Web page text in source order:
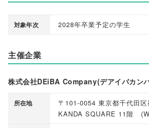
対象年次 2028年卒業予定の学生
主催企業
株式会社DEiBA Company(デアイバカン
所在地
〒101-0054 東京都千代田区
KANDA SQUARE 11階
(